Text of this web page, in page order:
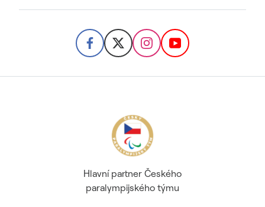
Hlavní partner Českého
paralympijského týmu